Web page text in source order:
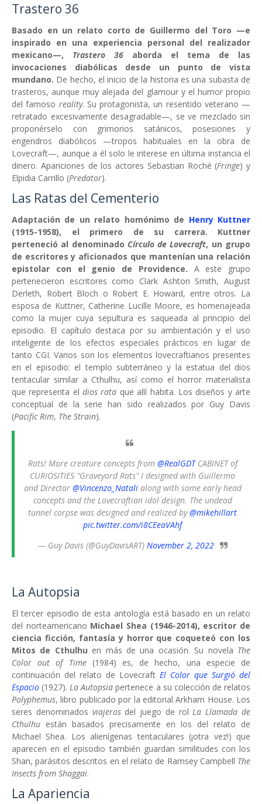
Trastero 36
Basado en un relato corto de Guillermo del Toro —e
inspirado en una experiencia personal del realizador
mexicano—, Trastero 36 aborda el tema de las
invocaciones diabólicas desde un punto de vista
mundano. De hecho, el inicio de la historia es una subasta de
trasteros, aunque muy alejada del glamour y el humor propio
del famoso reality. Su protagonista, un resentido veterano —
retratado excesivamente desagradable—, se ve mezclado sin
proponérselo con grimorios satánicos, posesiones y
engendros diabólicos —tropos habituales en la obra de
Lovecraft—, aunque a él solo le interese en última instancia el
dinero. Apariciones de los actores Sebastian Roché (Fringe) y
Elpidia Carrillo (Predator).
Las Ratas del Cementerio
Adaptación de un relato homónimo de Henry Kuttner
(1915-1958), el primero de su carrera. Kuttner
perteneció al denominado Círculo de Lovecraft, un grupo
de escritores y aficionados que mantenían una relación
epistolar con el genio de Providence. A este grupo
pertenecieron escritores como Clark Ashton Smith, August
Derleth, Robert Bloch o Robert E. Howard, entre otros. La
esposa de Kuttner, Catherine Lucille Moore, es homenajeada
como la mujer cuya sepultura es saqueada al principio del
episodio. El capítulo destaca por su ambientación y el uso
inteligente de los efectos especiales prácticos en lugar de
tanto CGI. Varios son los elementos lovecraftianos presentes
en el episodio: el templo subterráneo y la estatua del dios
tentacular similar a Cthulhu, así como el horror materialista
que representa eldios rata que allí habita. Los diseños y arte
conceptual de la serie han sido realizados por Guy Davis
(Pacific Rim, The Strain).
Rats! More creature concepts from @RealGDTCABINET of
CURIOSITIES "Graveyard Rats" I designed with Guillermo
and Director @Vincenzo_Natalialong with some early head
concepts and the Lovecraftian idol design. The undead
tunnel corpse was designed and realized by@mikehillart
pic.twitter.com/i8CEeaVAhf
— Guy Davis (@GuyDavisART) November 2, 2022
La Autopsia
El tercer episodio de esta antología está basado en un relato
del norteamericano Michael Shea (1946-2014), escritor de
ciencia ficción, fantasía y horror que coqueteó con los
Mitos de Cthulhu en más de una ocasión. Su novela The
Color out of Time (1984) es, de hecho, una especie de
continuación del relato de Lovecraft El Color que Surgió del
Espacio (1927).La Autopsia pertenece a su colección de relatos
Polyphemus, libro publicado por la editorial Arkham House. Los
seres denominados viajeros del juego de rolLa Llamada de
Cthulhu están basados precisamente en los del relato de
Michael Shea. Los alienígenas tentaculares (¡otra vez!) que
aparecen en el episodio también guardan similitudes con los
Shan, parásitos descritos en el relato de Ramsey Campbell The
Insects from Shaggai.
La Apariencia